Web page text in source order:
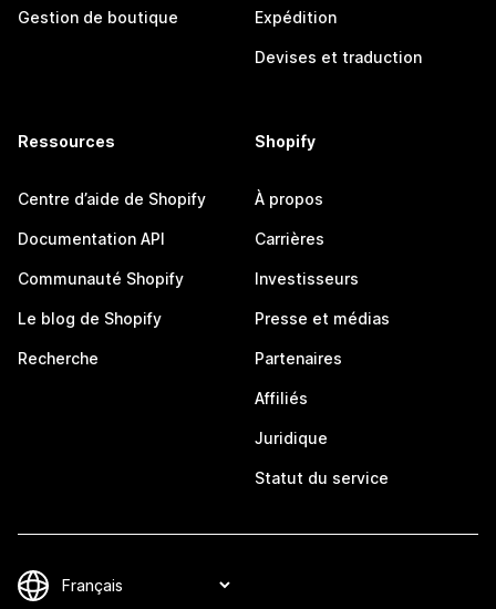
Gestion de boutique Expédition
Devises et traduction
Ressources
Centre d’aide de Shopify
Documentation API
Communauté Shopify
Le blog de Shopify
Recherche
Shopify
À propos
Carrières
Investisseurs
Presse et médias
Partenaires
Affiliés
Juridique
Statut du service